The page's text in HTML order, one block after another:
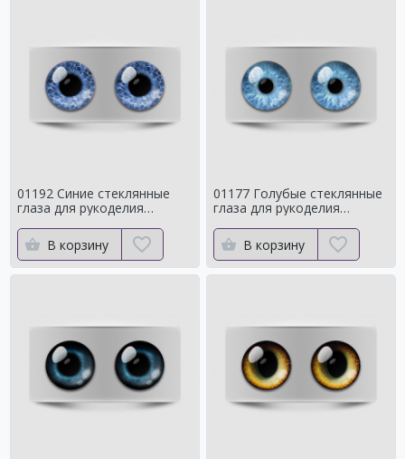
01192 Синие стеклянные
глаза для рукоделия
кукол В корзину
01177 Голубые стеклянные
глаза для рукоделия
В корзину